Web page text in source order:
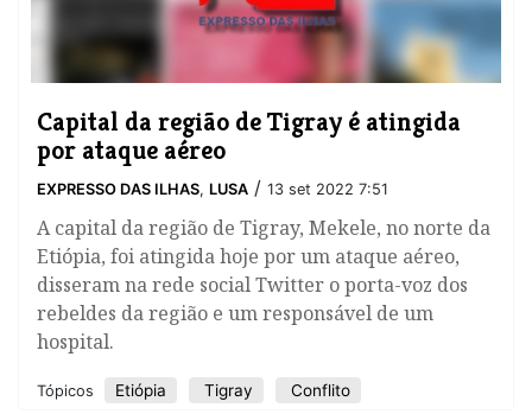
Capital da região de Tigray é atingida
por ataque aéreo
EXPRESSO DAS ILHAS, LUSA / 13 set 2022 7:51
A capital da região de Tigray, Mekele, no norte da
Etiópia, foi atingida hoje por um ataque aéreo,
disseram na rede social Twitter o porta-voz dos
rebeldes da região e um responsável de um
hospital.
Tópicos Etiópia Tigray Conflito